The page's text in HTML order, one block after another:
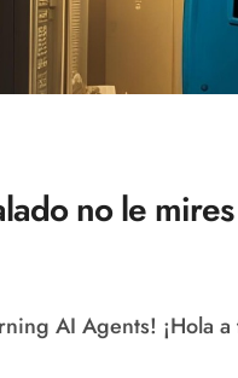
no le
AI Agents! ¡Hola